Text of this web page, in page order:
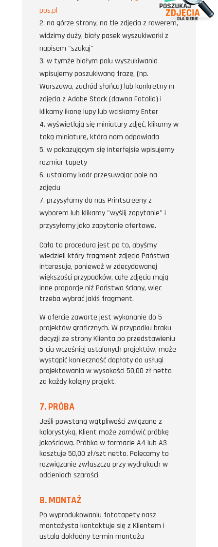
pos.pl
na górze strony, na tle zdjęcia z rowerem,
widzimy duży, biały pasek wyszukiwarki z
napisem "szukaj"
w tymże białym polu wyszukiwania
wpisujemy poszukiwaną frazę, (np.
Warszawa, zachód słońca) lub konkretny nr
zdjęcia z Adobe Stock (dawna Fotolia) i
klikamy ikonę lupy lub wciskamy Enter
wyświetlają się miniatury zdjęć, klikamy w
taką miniaturę, która nam odpowiada
w pokazującym się interfejsie wpisujemy
rozmiar tapety
ustalamy kadr przesuwając pole na
zdjęciu
przysyłamy do nas Printscreeny z
wyborem lub klikamy "wyślij zapytanie" i
przysyłamy jako zapytanie ofertowe.
Cała ta procedura jest po to, abyśmy
wiedzieli który fragment zdjęcia Państwa
interesuje, ponieważ w zdecydowanej
większości przypadków, całe zdjęcia mają
inne proporcje niż Państwa ściany, więc
trzeba wybrać jakiś fragment.
W ofercie zawarte jest wykonanie do 5
projektów graficznych. W przypadku braku
decyzji ze strony Klienta po przedstawieniu
5-ciu wcześniej ustalonych projektów, może
wystąpić konieczność dopłaty do usługi
projektowania w wysokości 50,00 zł netto
za każdy kolejny projekt.
7. PRÓBA
Jeśli powstaną wątpliwości związane z
kolorystyką, Klient może zamówić próbkę
jakościową. Próbka w formacie A4 lub A3
kosztuje 50,00 zł/szt netto. Polecamy to
rozwiązanie zwłaszcza przy wydrukach w
odcieniach szarości.
8. MONTAŻ
Po wyprodukowaniu fototapety nasz
montażysta kontaktuje się z Klientem i
ustala dokładny termin montażu